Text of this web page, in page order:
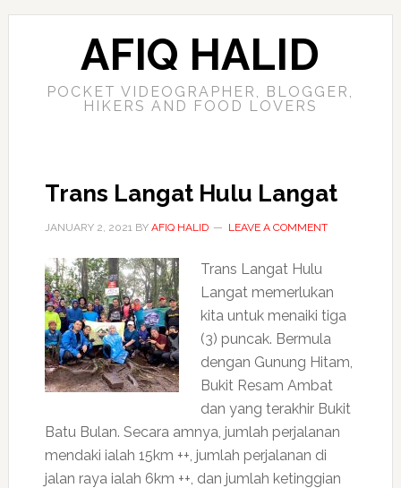
AFIQ HALID
POCKET VIDEOGRAPHER, BLOGGER,
HIKERS AND FOOD LOVERS
Trans Langat Hulu Langat
JANUARY 2, 2021BY AFIQ HALID LEAVE A COMMENT
Trans Langat Hulu
Langat memerlukan
kita untuk menaiki tiga
(3) puncak. Bermula
dengan Gunung Hitam,
Bukit Resam Ambat
dan yang terakhir Bukit
Batu Bulan. Secara amnya, jumlah perjalanan
mendaki ialah 15km ++, jumlah perjalanan di
jalan raya ialah 6km ++, dan jumlah ketinggian